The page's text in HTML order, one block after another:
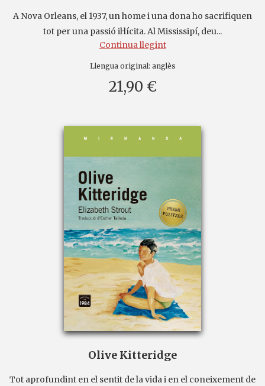
A Nova Orleans, el 1937, un home i una dona ho sacrifiquen
tot per una passió il·lícita. Al Mississipí, deu...
Continua llegint
Llengua original: anglès
21,90 €
Olive Kitteridge
Tot aprofundint en el sentit de la vida i en el coneixement de